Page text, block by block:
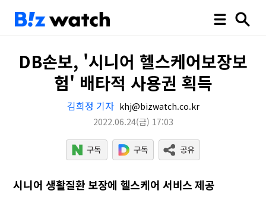
DB손보, '시니어 헬스케어보장보
험' 배타적 사용권 획득
김희정 기자 khj@bizwatch.co.kr
2022.06.24(금) 17:03
시니어 생활질환 보장에 헬스케어 서비스 제공